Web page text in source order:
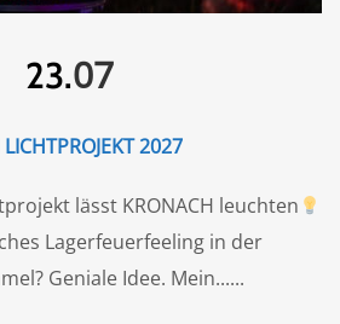
23.07
2027
lässt KRONACH leuchten
Lagerfeuerfeeling in der
Geniale Idee. Mein...